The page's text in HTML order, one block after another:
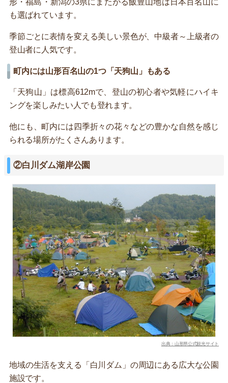
形・福島・新潟の3県にまたがる飯豊山地は日本百名山に
も選ばれています。
季節ごとに表情を変える美しい景色が、中級者～上級者の
登山者に人気です。
町内には山形百名山の1つ「天狗山」もある
「天狗山」は標高612mで、登山の初心者や気軽にハイキ
ングを楽しみたい人でも登れます。
他にも、町内には四季折々の花々などの豊かな自然を感じ
られる場所がたくさんあります。
②白川ダム湖岸公園
出典：山形県公式観光サイト
地域の生活を支える「白川ダム」の周辺にある広大な公園
施設です。